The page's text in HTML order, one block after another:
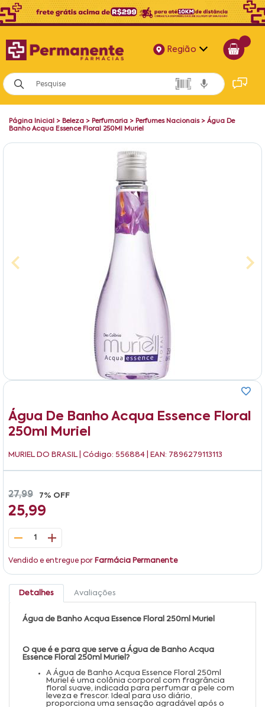
Região
Alagoas
Bahia
Página Inicial > Beleza > Perfumaria > Perfumes Nacionais> Água De
Banho Acqua Essence Floral 250Ml Muriel
Água De Banho Acqua Essence Floral
250ml Muriel
MURIEL DO BRASIL | Código: 556884 | EAN: 7896279113113
27,99 7% OFF
25,99
1
Vendido e entregue por Farmácia Permanente
Detalhes Avaliações
Água de Banho Acqua Essence Floral 250ml Muriel
O que é e para que serve a Água de Banho Acqua
Essence Floral 250ml Muriel?
A Água de Banho Acqua Essence Floral 250ml
Muriel é uma colônia corporal com fragrância
floral suave, indicada para perfumar a pele com
leveza e frescor. Ideal para uso diário,
proporciona uma sensação agradável após o